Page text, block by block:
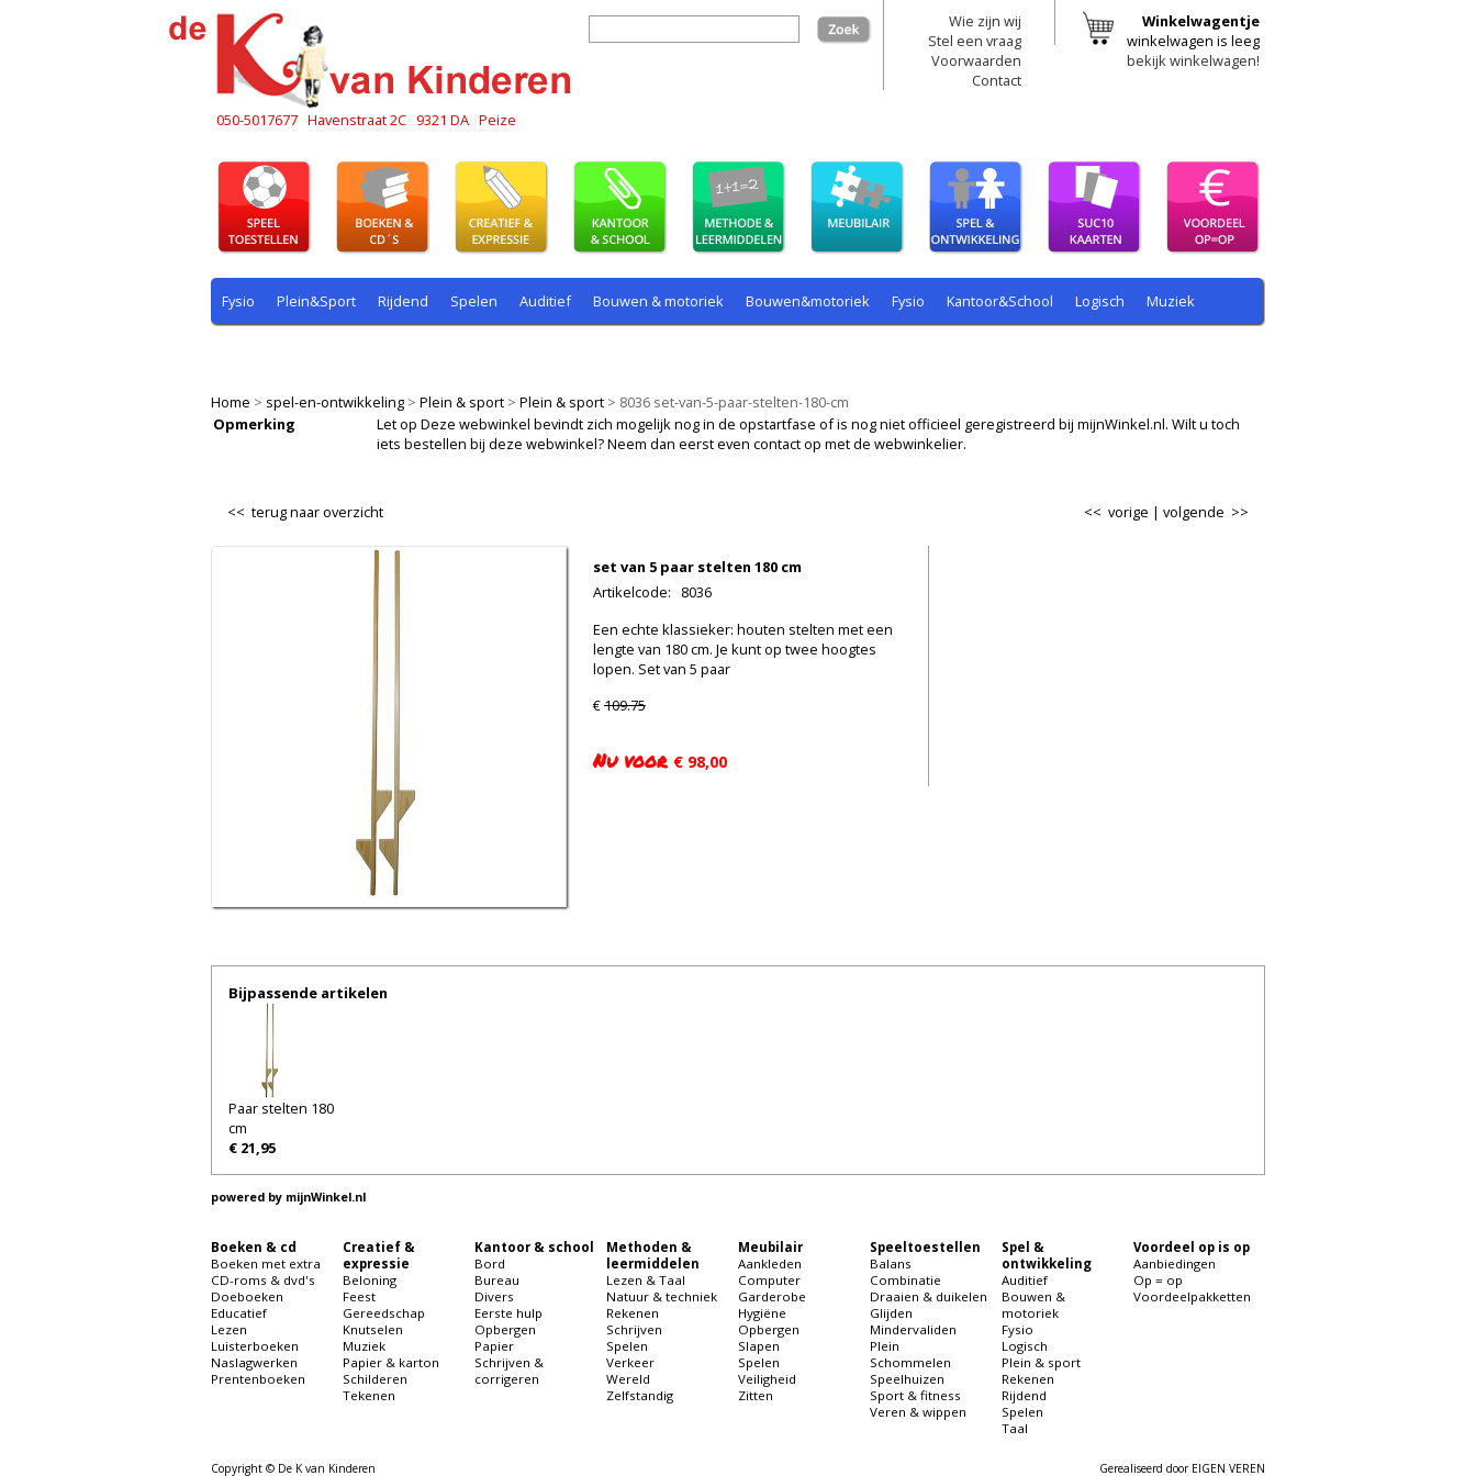
050-5017677 Havenstraat 2C 9321 DA Peize
zoek
Wie zijn wij
Stel een vraag
Voorwaarden
Contact
Winkelwagentje
winkelwagen is leeg
bekijk winkelwagen!
Fysio Plein&Sport Rijdend Spelen Auditief Bouwen & motoriek Bouwen&motoriek Fysio Kantoor&School Logisch Muziek
Home > spel-en-ontwikkeling > Plein & sport > Plein & sport > 8036 set-van-5-paar-stelten-180-cm
Opmerking
Let op Deze webwinkel bevindt zich mogelijk nog in de opstartfase of is nog niet officieel geregistreerd bij mijnWinkel.nl. Wilt u toch
iets bestellen bij deze webwinkel? Neem dan eerst even contact op met de webwinkelier.
<< terug naar overzicht volgende >>
<< vorige |
set van 5 paar stelten 180 cm
Artikelcode: 8036
Een echte klassieker: houten stelten met een
lengte van 180 cm. Je kunt op twee hoogtes
lopen. Set van 5 paar
€109.75
Nu voor € 98,00
Bijpassende artikelen
Paar stelten 180
cm
€ 21,95
powered by mijnWinkel.nl
Boeken & cd
Boeken met extra
CD-roms & dvd's
Doeboeken
Educatief
Lezen
Luisterboeken
Naslagwerken
Prentenboeken
Creatief &
expressie
Beloning
Feest
Gereedschap
Knutselen
Muziek
Papier & karton
Schilderen
Tekenen
Kantoor & school
Bord
Bureau
Divers
Eerste hulp
Opbergen
Papier
Schrijven &
corrigeren
Methoden &
leermiddelen
Lezen & Taal
Natuur & techniek
Rekenen
Schrijven
Spelen
Verkeer
Wereld
Zelfstandig
Meubilair
Aankleden
Computer
Garderobe
Hygiëne
Opbergen
Slapen
Spelen
Veiligheid
Zitten
Speeltoestellen
Balans
Combinatie
Draaien & duikelen
Glijden
Mindervaliden
Plein
Schommelen
Speelhuizen
Sport & fitness
Veren & wippen
Spel &
ontwikkeling
Auditief
Bouwen &
motoriek
Fysio
Logisch
Plein & sport
Rekenen
Rijdend
Spelen
Taal
Voordeel op is op
Aanbiedingen
Op = op
Voordeelpakketten
Copyright © De K van Kinderen Gerealiseerd door EIGEN VEREN